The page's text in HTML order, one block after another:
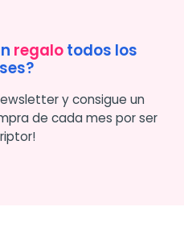
regalotodos los
y consigue un
de cada mes por ser